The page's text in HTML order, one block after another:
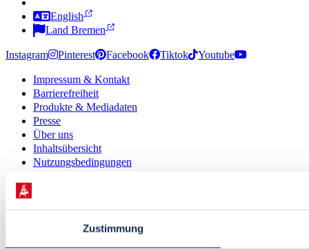
Zustimmung
English
Land Bremen
Instagram Pinterest Facebook Tiktok Youtube
Impressum & Kontakt
Barrierefreiheit
Produkte & Mediadaten
Presse
Über uns
Inhaltsübersicht
Nutzungsbedingungen
© 2026 · Bremen Online - eine Abteilung der WFB